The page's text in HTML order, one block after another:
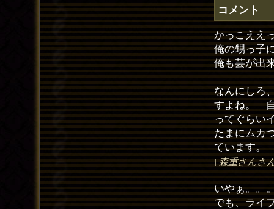
コメント
かっこええ
俺の甥っ子
俺も芸が出
なんにしろ
すよね。 自
ってぐらい
たまにムカ
ています。
| 森重さんさ
いやぁ。。
でも、ライ